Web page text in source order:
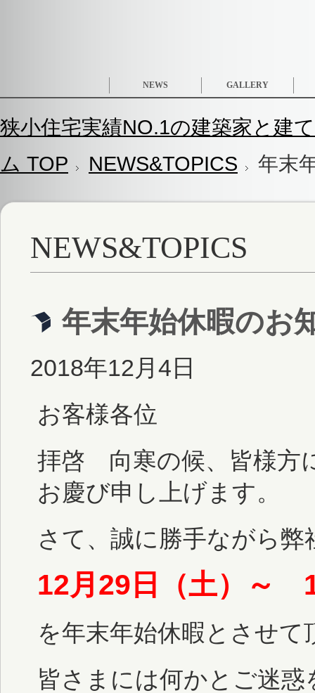
NEWS GALLERY
狭小住宅実績NO.1の建築家と建
ム TOP
NEWS&TOPICS 年末
NEWS&TOPICS
年末年始休暇のお
2018年12月4日
お客様各位
拝啓 向寒の候、皆様方
お慶び申し上げます。
さて、誠に勝手ながら弊
12月29日（土） ～
を年末年始休暇とさせて
皆さまには何かとご迷